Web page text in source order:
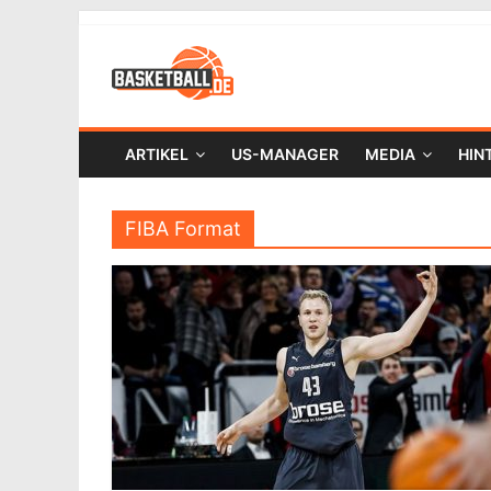
ARTIKEL US-MANAGER MEDIA
FIBA Format